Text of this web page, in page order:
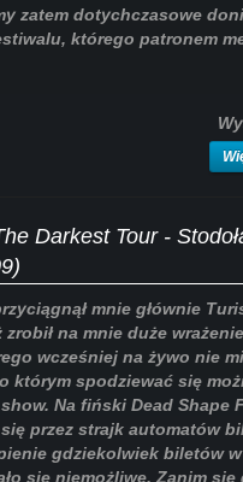
zatem dotychczasowe
którego patronem
Darkest Tour -
mnie głównie
na mnie duże
wcześniej na żywo nie
którym spodziewać się
Na fiński Dead Shape
przez strajk automatów
gdziekolwiek biletów
sie niemożliwe. Zanim